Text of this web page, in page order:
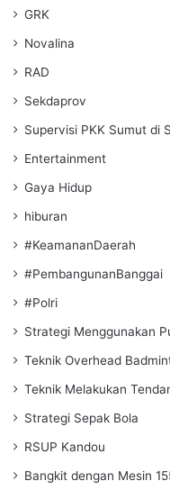
GRK
Novalina
RAD
Sekdaprov
Supervisi PKK Sumut di
Entertainment
Gaya Hidup
hiburan
#KeamananDaerah
#PembangunanBanggai
#Polri
Strategi Menggunakan
Teknik Overhead
Teknik Melakukan
Strategi Sepak Bola
RSUP Kandou
Bangkit dengan Mesin